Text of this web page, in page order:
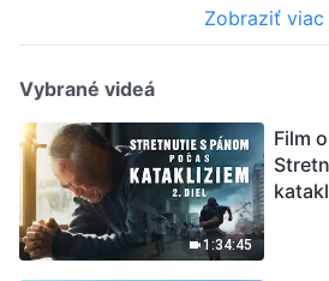
Zobraziť viac
Vybrané videá
1:34:45
Film